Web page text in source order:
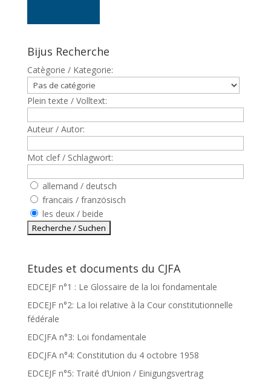
Bijus Recherche
Catègorie / Kategorie:
Plein texte / Volltext:
Auteur / Autor:
Mot clef / Schlagwort:
allemand / deutsch
francais / französisch
les deux / beide
Etudes et documents du CJFA
EDCEJF n°1 : Le Glossaire de la loi fondamentale
EDCEJF n°2: La loi relative à la Cour constitutionnelle
fédérale
EDCJFA n°3: Loi fondamentale
EDCJFA n°4: Constitution du 4 octobre 1958
EDCEJF n°5: Traité d’Union / Einigungsvertrag